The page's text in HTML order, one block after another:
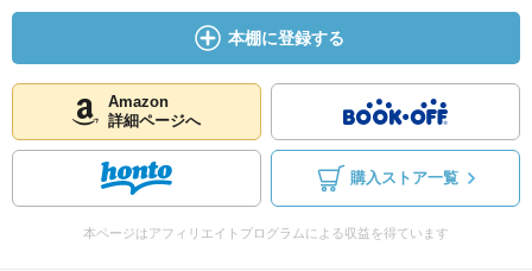
本棚に登録する
Amazon
詳細ページへ
購入ストア一覧
本ページはアフィリエイトプログラムによる収益を得ています